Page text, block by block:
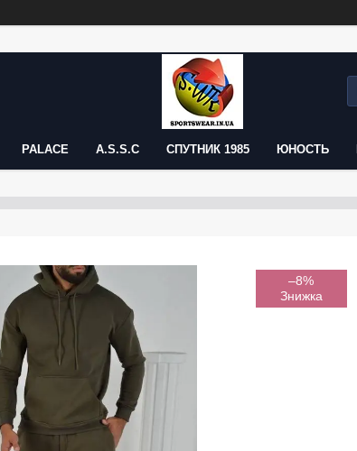
PALACE A.S.S.C СПУТНИК 1985 ЮНОСТЬ
–8%